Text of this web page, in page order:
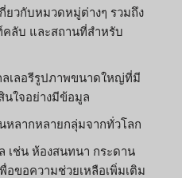
ยวกับหมวดหมู่ต่างๆ รวมถึง
คลับ และสถานที่สำหรับ
ลเลอรีรูปภาพขนาดใหญ่ที่มี
นใจอย่างมีข้อมูล
หลากหลายกลุ่มจากทั่วโลก
เช่น ห้องสนทนา กระดาน
ขอความช่วยเหลือเพิ่มเติม